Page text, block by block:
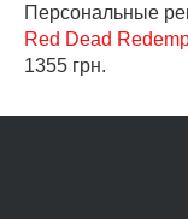
Персональные
Red Dead
1355 грн.